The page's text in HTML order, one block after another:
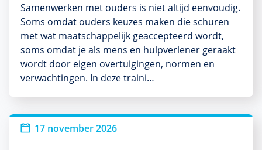
Samenwerken met ouders is niet altijd eenvoudig.
Soms omdat ouders keuzes maken die schuren
met wat maatschappelijk geaccepteerd wordt,
soms omdat je als mens en hulpverlener geraakt
wordt door eigen overtuigingen, normen en
verwachtingen. In deze traini…
Nieuw17 november 2026